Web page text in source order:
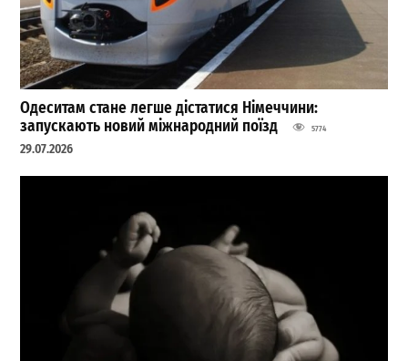
Одеситам стане легше дістатися Німеччини:
запускають новий міжнародний поїзд
5774
29.07.2026